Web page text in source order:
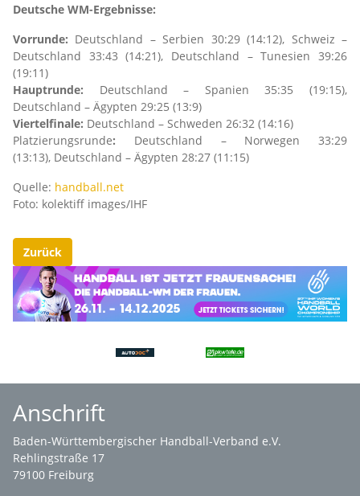
Deutsche WM-Ergebnisse:
Vorrunde: Deutschland – Serbien 30:29 (14:12), Schweiz –
Deutschland 33:43 (14:21), Deutschland – Tunesien 39:26
(19:11)
Hauptrunde: Deutschland – Spanien 35:35 (19:15),
Deutschland – Ägypten 29:25 (13:9)
Viertelfinale: Deutschland – Schweden 26:32 (14:16)
Platzierungsrunde: Deutschland – Norwegen 33:29
(13:13), Deutschland – Ägypten 28:27 (11:15)
Quelle: handball.net
Foto: kolektiff images/IHF
Zurück
Anschrift
Baden-Württembergischer Handball-Verband e.V.
Rehlingstraße 17
79100 Freiburg